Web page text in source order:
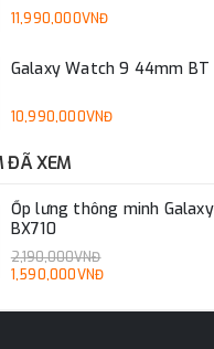
11,990,000VNĐ
Galaxy Watch 9 44mm BT
10,990,000VNĐ
ĐÃ XEM
Ốp lưng thông minh
BX710
2,190,000VNĐ
1,590,000VNĐ